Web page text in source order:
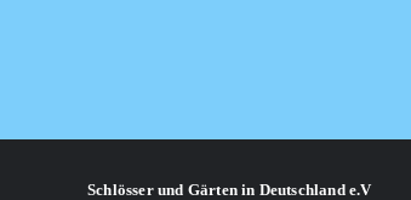
Schlösser und Gärten in Deutschland e.V